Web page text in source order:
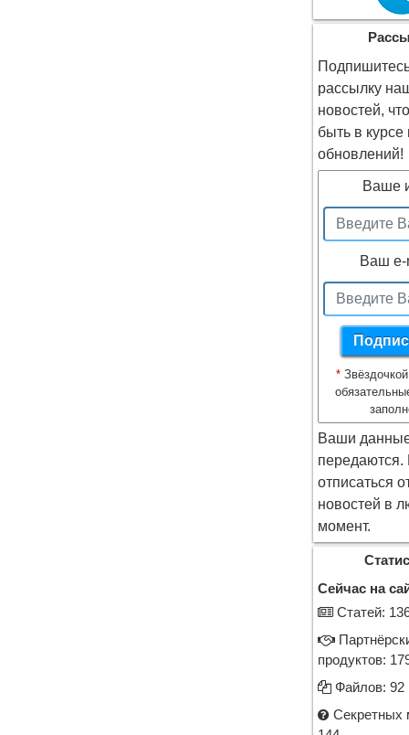
рассылку
новостей,
быть в курсе
обновлений!
Ваше
Ваш e-
*
Ваши
отписаться
новостей в
момент.
Сейчас на
Cтатей:
продуктов:
Файлов: 92
Секретных